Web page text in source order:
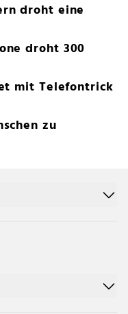
droht eine
droht 300
mit Telefontrick
zu